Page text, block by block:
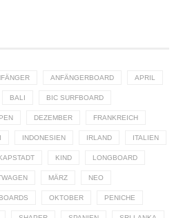
ANFÄNGERBOARD APRIL
BALI BIC SURFBOARD
DEZEMBER FRANKREICH
INDONESIEN IRLAND ITALIEN
KIND LONGBOARD
MÄRZ NEO
OKTOBER PENICHE